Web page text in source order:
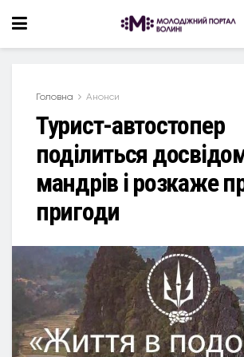
Головна Анонси
Турист-автостопер
поділиться
мандрів і розкаже
пригоди